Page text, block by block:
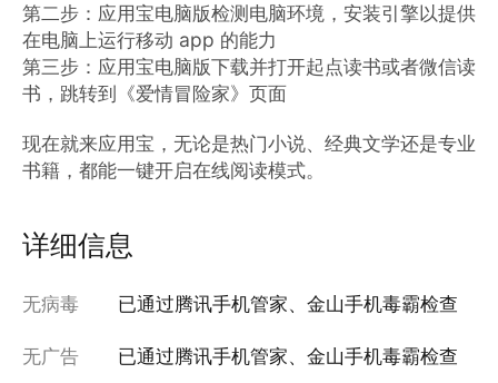
第二步：应用宝电脑版检测电脑环境，安装引擎以提供
在电脑上运行移动 app 的能力
第三步：应用宝电脑版下载并打开起点读书或者微信读
书，跳转到《爱情冒险家》页面
现在就来应用宝，无论是热门小说、经典文学还是专业
书籍，都能一键开启在线阅读模式。
详细信息
无病毒 已通过腾讯手机管家、金山手机毒霸检查
无广告 已通过腾讯手机管家、金山手机毒霸检查